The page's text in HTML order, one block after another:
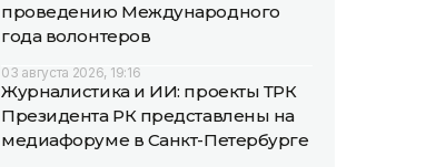
проведению Международного
года волонтеров
03 августа 2026, 19:16
Журналистика и ИИ: проекты ТРК
Президента РК представлены на
медиафоруме в Санкт-Петербурге